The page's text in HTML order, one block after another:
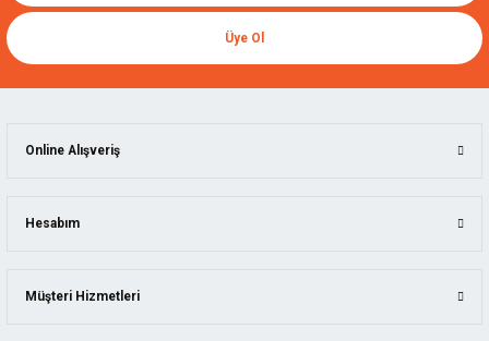
Üye Ol
Online Alışveriş
Hesabım
Müşteri Hizmetleri